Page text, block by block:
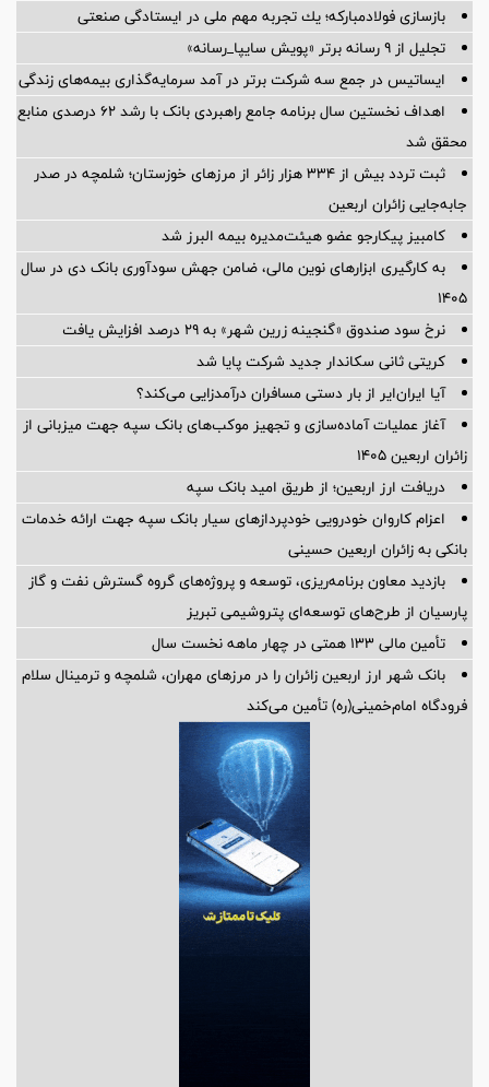
بازسازی فولادمباركه؛ یك تجربه مهم ملی در ایستادگی صنعتی
تجلیل از ۹ رسانه برتر «پویش سایپا_رسانه»
ایساتیس در جمع سه شرکت برتر در آمد سرمایه‌گذاری بیمه‌های زندگی
اهداف نخستین سال برنامه جامع راهبردی بانک با رشد ۶۲ درصدی منابع
محقق شد
ثبت تردد بیش از ۳۳۴ هزار زائر از مرزهای خوزستان؛ شلمچه در صدر
جابه‌جایی زائران اربعین
کامبیز پیکارجو عضو هیئت‌مدیره بيمه البرز شد
به کارگیری ابزارهای نوین مالی، ضامن جهش سودآوری بانک دی در سال
۱۴۰۵
نرخ سود صندوق «گنجینه زرین شهر» به ۲۹ درصد افزایش یافت
کریتی ثانی سکاندار جدید شرکت پایا شد
آیا ایران‌ایر از بار دستی مسافران درآمدزایی می‌کند؟
آغاز عملیات آماده‌سازی و تجهیز موکب‌های بانک سپه جهت میزبانی از
زائران اربعین ۱۴۰۵
دریافت ارز اربعین؛ از طریق امید بانک سپه
اعزام کاروان خودرویی خودپردازهای سیار بانک سپه جهت ارائه خدمات
بانکی به زائران اربعین حسینی
بازدید معاون برنامه‌ریزی، توسعه و پروژه‌های گروه گسترش نفت و گاز
پارسیان از طرح‌های توسعه‌ای پتروشیمی تبریز
تأمین مالی 133 همتی در چهار ماهه نخست سال
بانک شهر ارز اربعین زائران را در مرزهای مهران، شلمچه و ترمینال سلام
فرودگاه امام‌خمینی(ره) تأمین می‌کند